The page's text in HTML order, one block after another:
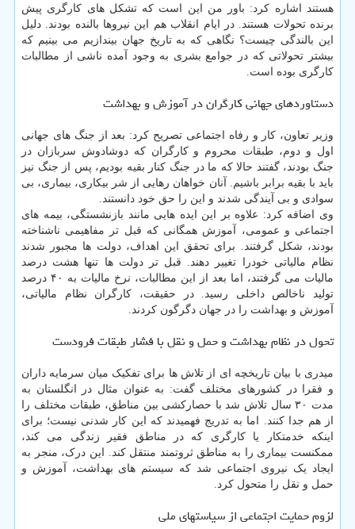
هستند اشاره کرد: باور من این است که تشکل های کارگری پیش
برنده تحولات هستند. در ایام انقلاب هم این نیروها بالنده بودند. دلیل
این بالندگی چیست؟ نگاهی که به تاریخ جهان بیندازیم می بینیم که
بیشتر تحولاتی که در جوامع بشری به وجود آمده ناشی از مطالبات
کارگری بوده است.
دستاوردهای جهانی کارگران در آموزش و بهداشت
وزیر تعاون، کار و رفاه اجتماعی تصریح کرد: بعد از جنگ های جهانی
اول و دوم، طبقات محروم و کارگران که دوشادوش سربازان در
جنگ بودند، گفتند حالا که ما در جنگ کنار بقیه بودیم، پس از جنگ نیز
باید با بقیه برابر باشیم. آنان خواهان رهایی از شر بیکاری، بیماری، بی
سوادی و بی آیندگی شدند و این را حق خود دانستند.
وی اضافه کرد: علاوه بر این ایده هایی مانند بازنشستگی، بیمه های
اجتماعی و عمومی، آموزش همگانی که قبل تر مفاهیمی ناشناخته
بودند، شکل گرفتند. برای تحقق این اهداف، دولت ها مجبور شدند
نظام مالیاتی خودرا تغییر دهند. قبل تر دولت ها تنها هشت درصد
مالیات می گرفتند، اما بعد از این مطالبات، نرخ مالیات به ۴۰ درصد
تولید ناخالص داخلی رسید. در حقیقت، کارگران نظام مالیاتی،
آموزش و بهداشت را در جهان دگرگون کردند.
تحول در نظام بهداشت و حمل و نقل با فشار طبقات فرودست
میدری با بیان تاریخچه ای از تلاش ها برای تفکیک میان سرمایه داران
و فقرا در کشورهای مختلف گفت: به عنوان مثال در انگلستان به
مدت ۳۰ سال تلاش شد با حصارکشی بین مناطق، طبقات مختلف را
از هم جدا کنند. اما به تدریج فهمیدند که این کار شدنی نیست؛ برای
اینکه خدمتکار یا کارگری که در مناطق فقیر زندگی می کند،
ممکنست بیماری را به مناطق ثروتمند منتقل کند. این درک، منجر به
ایجاد یک نیروی اجتماعی شد که سیستم های بهداشت، آموزش و
حمل و نقل را متحول کرد.
لزوم حمایت اجتماعی از سیاستهای ملی